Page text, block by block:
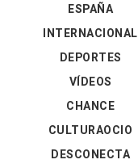
ESPAÑA
INTERNACIONAL
DEPORTES
VÍDEOS
CHANCE
CULTURAOCIO
DESCONECTA